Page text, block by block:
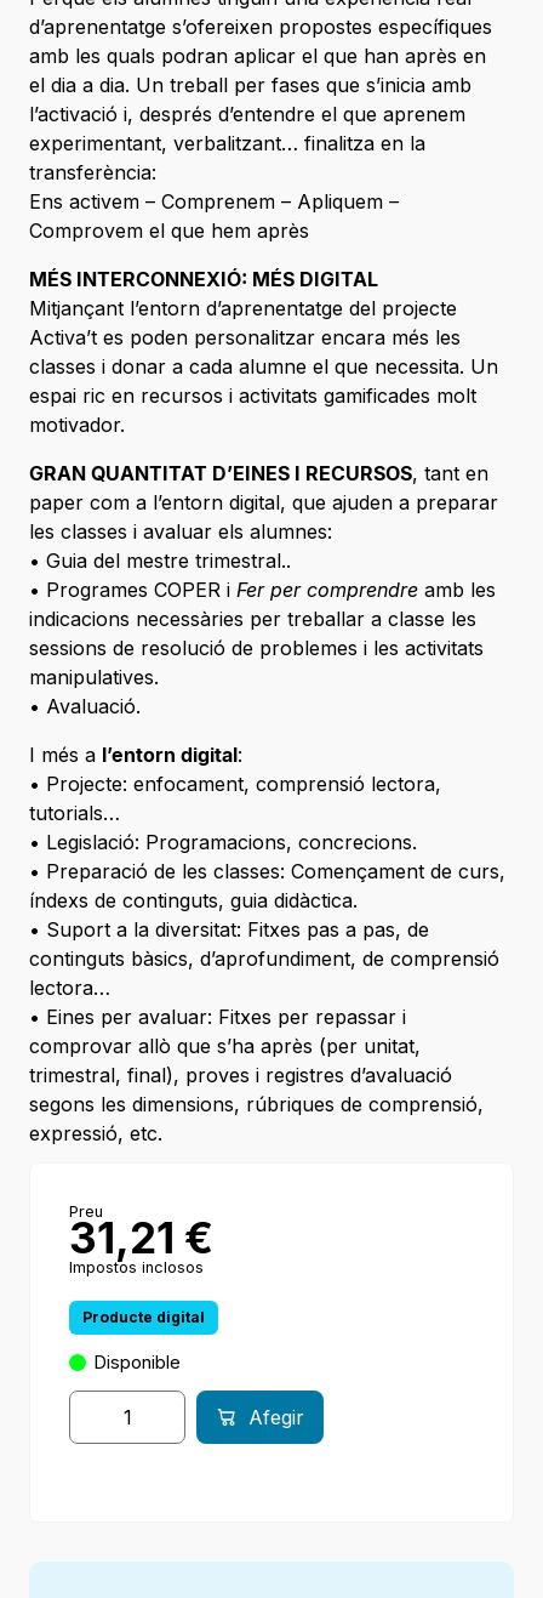
d’aprenentatge s’ofereixen propostes específiques
amb les quals podran aplicar el que han après en
el dia a dia. Un treball per fases que s’inicia amb
l’activació i, després d’entendre el que aprenem
experimentant, verbalitzant… finalitza en la
transferència:
Ens activem – Comprenem – Apliquem –
Comprovem el que hem après
MÉS INTERCONNEXIÓ: MÉS DIGITAL
Mitjançant l’entorn d’aprenentatge del projecte
Activa’t es poden personalitzar encara més les
classes i donar a cada alumne el que necessita. Un
espai ric en recursos i activitats gamificades molt
motivador.
GRAN QUANTITAT D’EINES I RECURSOS, tant en
paper com a l’entorn digital, que ajuden a preparar
les classes i avaluar els alumnes:
• Guia del mestre trimestral..
• Programes COPER i Fer per comprendre amb les
indicacions necessàries per treballar a classe les
sessions de resolució de problemes i les activitats
manipulatives.
• Avaluació.
I més a l’entorn digital:
• Projecte: enfocament, comprensió lectora,
tutorials…
• Legislació: Programacions, concrecions.
• Preparació de les classes: Començament de curs,
índexs de continguts, guia didàctica.
• Suport a la diversitat: Fitxes pas a pas, de
continguts bàsics, d’aprofundiment, de comprensió
lectora…
• Eines per avaluar: Fitxes per repassar i
comprovar allò que s’ha après (per unitat,
trimestral, final), proves i registres d’avaluació
segons les dimensions, rúbriques de comprensió,
expressió, etc.
Preu
31,21 €
Impostos inclosos
Producte digital
Disponible
Afegir